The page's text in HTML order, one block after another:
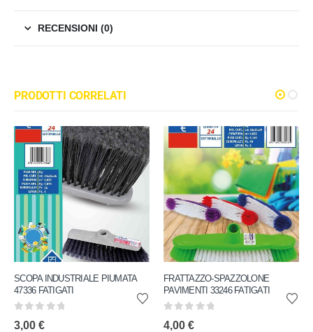
RECENSIONI (0)
PRODOTTI CORRELATI
SCOPA INDUSTRIALE PIUMATA
47336 FATIGATI
3,00 €
FRATTAZZO-SPAZZOLONE
PAVIMENTI 33246 FATIGATI
4,00 €